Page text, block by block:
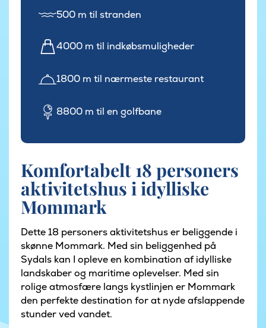
500 m til stranden
4000 m til indkøbsmuligheder
1800 m til nærmeste restaurant
8800 m til en golfbane
Komfortabelt 18 personers
aktivitetshus i idylliske
Mommark
Dette 18 personers aktivitetshus er beliggende i
skønne Mommark. Med sin beliggenhed på
Sydals kan I opleve en kombination af idylliske
landskaber og maritime oplevelser. Med sin
rolige atmosfære langs kystlinjen er Mommark
den perfekte destination for at nyde afslappende
stunder ved vandet.